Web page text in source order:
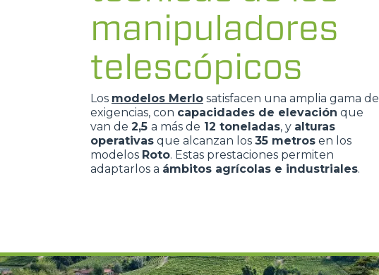
manipuladores
telescópicos
Los modelos Merlo satisfacen una amplia gama de
exigencias, con capacidades de elevación que
van de 2,5 a más de 12 toneladas, y alturas
operativas que alcanzan los 35 metros en los
modelos Roto. Estas prestaciones permiten
adaptarlos a ámbitos agrícolas e industriales.